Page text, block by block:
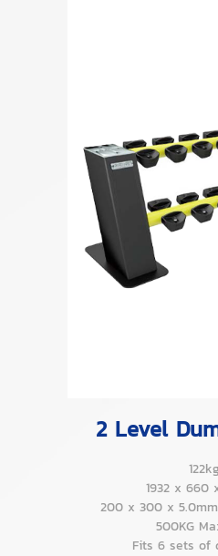
2 Level
1932 x 660
200 x 300 x
500KG
Fits 6 sets of